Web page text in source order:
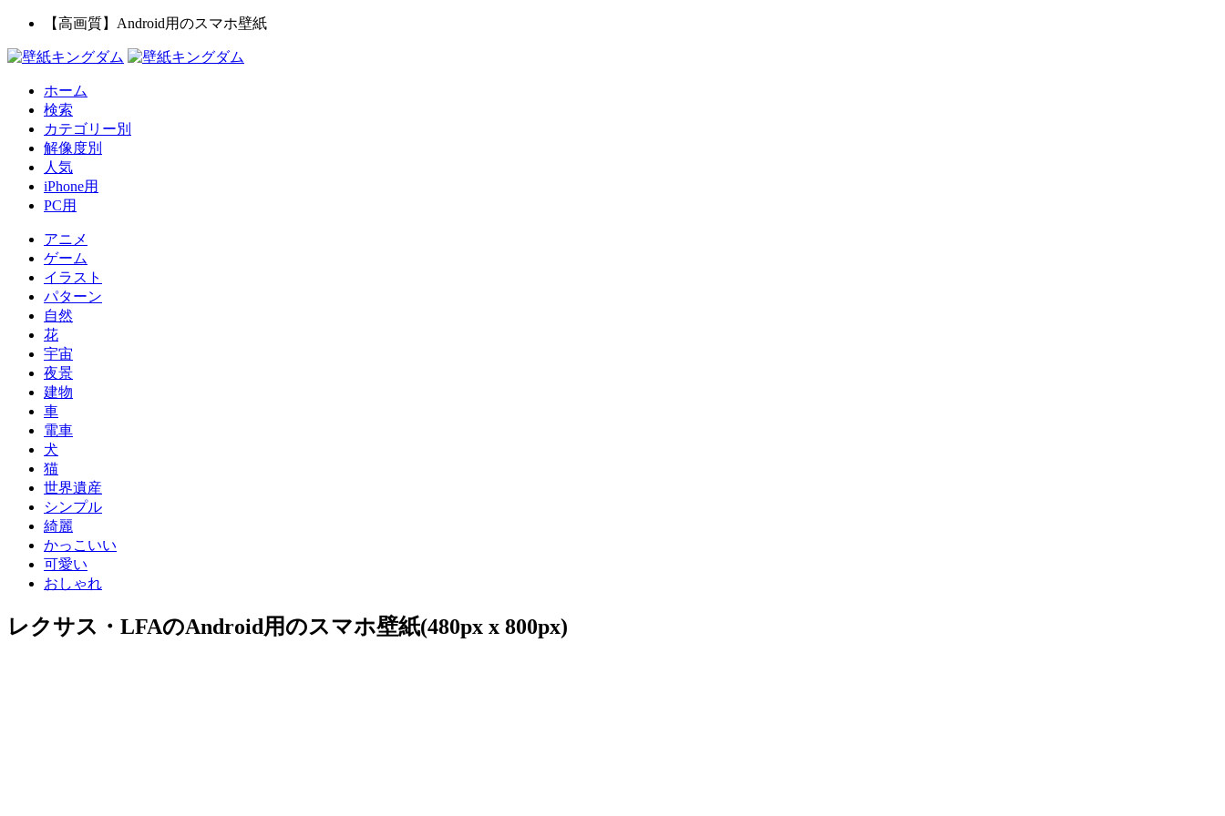
【高画質】Android用のスマホ壁紙
ホーム
検索
カテゴリー別
解像度別
人気
iPhone用
PC用
アニメ
ゲーム
イラスト
パターン
自然
花
宇宙
夜景
建物
車
電車
犬
猫
世界遺産
シンプル
綺麗
かっこいい
可愛い
おしゃれ
レクサス・LFAのAndroid用のスマホ壁紙(480px x 800px)